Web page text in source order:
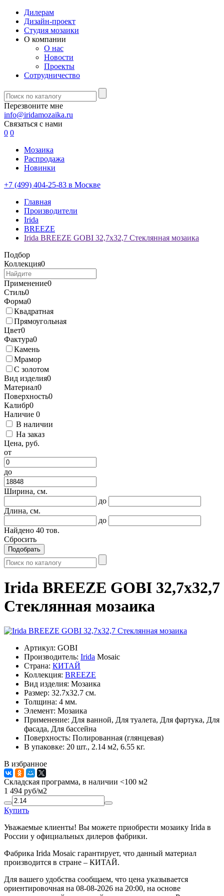
Дилерам
Дизайн-проект
Студия мозаики
О компании
О нас
Новости
Проекты
Сотрудничество
Перезвоните мне
info@iridamozaika.ru
Связаться с нами
0 0
Мозаика
Распродажа
Новинки
+7 (499) 404-25-83 в Москве
Главная
Производители
Irida
BREEZE
Irida BREEZE GOBI 32,7x32,7 Стеклянная мозаика
Подбор
Коллекция0
Применение0
Стиль0
Форма0
Квадратная
Прямоугольная
Цвет0
Фактура0
Камень
Мрамор
С золотом
Вид изделия0
Материал0
Поверхность0
Калибр0
Наличие 0
В наличии
На заказ
Цена, руб.
от
до
Ширина, см.
до
Длина, см.
до
Найдено 40 тов.
Сбросить
Подобрать
Irida BREEZE GOBI 32,7x32,7
Стеклянная мозаика
Артикул: GOBI
Производитель: Irida Mosaic
Страна: КИТАЙ
Коллекция: BREEZE
Вид изделия: Мозаика
Размер: 32.7x32.7 см.
Толщина: 4 мм.
Элемент: Мозаика
Применение: Для ванной, Для туалета, Для фартука, Для
фасада, Для бассейна
Поверхность: Полированная (глянцевая)
В упаковке: 20 шт., 2.14 м2, 6.55 кг.
В избранное
Складская программа, в наличии <100 м2
1 494 руб/м2
Купить
Уважаемые клиенты! Вы можете приобрести мозаику Irida в
России у официальных дилеров фабрики.
Фабрика Irida Mosaic гарантирует, что данный материал
производится в стране – КИТАЙ.
Для вашего удобства сообщаем, что цена указывается
ориентировочная на 08-08-2026 на 20:00, на основе